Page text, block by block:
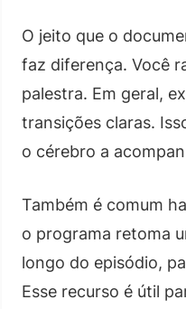
O jeito que o
faz diferença. Você
palestra. Em geral,
transições claras.
o cérebro a
Também é comum
o programa retoma
longo do episódio,
Esse recurso é útil